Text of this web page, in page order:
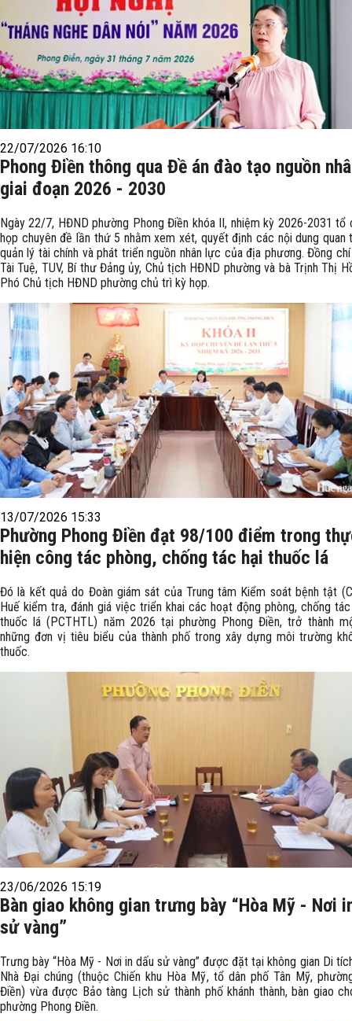
22/07/2026 16:10
Phong Điền thông qua Đề án đào tạo nguồn
giai đoạn 2026 - 2030
Ngày 22/7, HĐND phường Phong Điền khóa II, nhiệm kỳ 2026-2031 tổ
họp chuyên đề lần thứ 5 nhằm xem xét, quyết định các nội dung quan
quản lý tài chính và phát triển nguồn nhân lực của địa phương. Đồng
Tài Tuệ, TUV, Bí thư Đảng ủy, Chủ tịch HĐND phường và bà Trịnh Thị
Phó Chủ tịch HĐND phường chủ trì kỳ họp.
13/07/2026 15:33
Phường Phong Điền đạt 98/100 điểm trong
hiện công tác phòng, chống tác hại thuốc lá
Đó là kết quả do Đoàn giám sát của Trung tâm Kiểm soát bệnh tật
Huế kiểm tra, đánh giá việc triển khai các hoạt động phòng, chống
thuốc lá (PCTHTL) năm 2026 tại phường Phong Điền, trở thành
những đơn vị tiêu biểu của thành phố trong xây dựng môi trường
thuốc.
23/06/2026 15:19
Bàn giao không gian trưng bày “Hòa Mỹ - Nơi
sử vàng”
Trưng bày “Hòa Mỹ - Nơi in dấu sử vàng” được đặt tại không gian Di
Nhà Đại chúng (thuộc Chiến khu Hòa Mỹ, tổ dân phố Tân Mỹ,
Điền) vừa được Bảo tàng Lịch sử thành phố khánh thành, bàn giao
phường Phong Điền.